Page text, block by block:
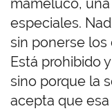
mameluco,
especiales.
sin ponerse
Está prohibido
sino porque la
acepta que